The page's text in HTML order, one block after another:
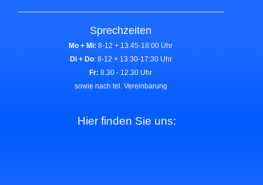
Sprechzeiten
Mo + Mi:8-12 + 13.45-18:00 Uhr
Di + Do: 8-12 + 13:30-17:30 Uhr
Fr:8.30 - 12.30 Uhr
sowie nach tel. Vereinbarung
Hier finden Sie uns: